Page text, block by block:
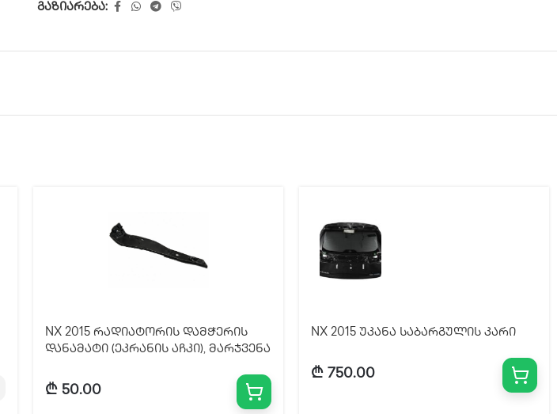
გაზიარება:
NX 2015 რადიატორის დამჭერის
დანამატი (ეკრანის აჩკი), მარჯვენა
₾ 50.00
NX 2015 უკანა საბარგულის კარი
₾ 750.00